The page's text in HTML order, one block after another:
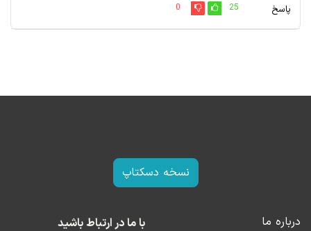
پاسخ 25
0
نسخه دسکتاپ
درباره ما
با ما در ارتباط باشید